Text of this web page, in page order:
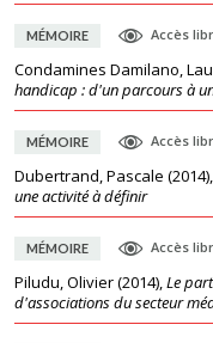
MÉMOIRE Accès
Condamines Damilano,
handicap : d'un parcours à
MÉMOIRE Accès
Dubertrand, Pascale (2014),
une activité à définir
MÉMOIRE Accès
Piludu, Olivier(2014),Le
d'associations du secteur